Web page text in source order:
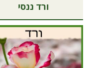
ורד ננסי